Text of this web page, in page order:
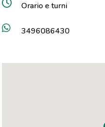
Orario e turni
3496086430